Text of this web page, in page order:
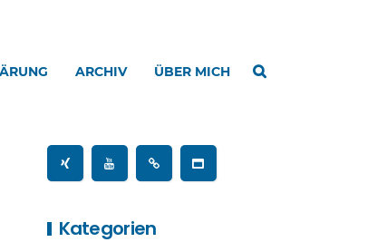
ARCHIV ÜBER MICH
Kategorien